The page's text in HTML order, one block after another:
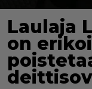
Laulaja
on